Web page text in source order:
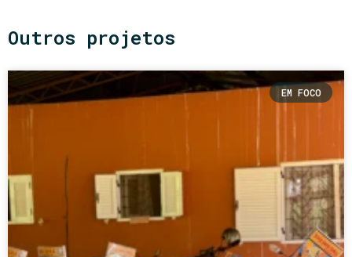
Outros projetos
EM FOCO